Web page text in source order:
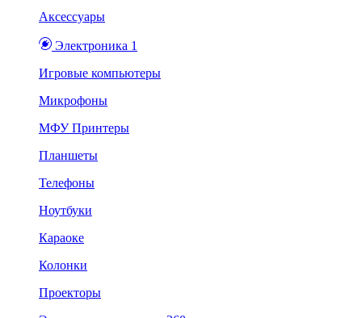
Аксессуары
Электроника 1
Игровые компьютеры
Микрофоны
МФУ Принтеры
Планшеты
Телефоны
Ноутбуки
Караоке
Колонки
Проекторы